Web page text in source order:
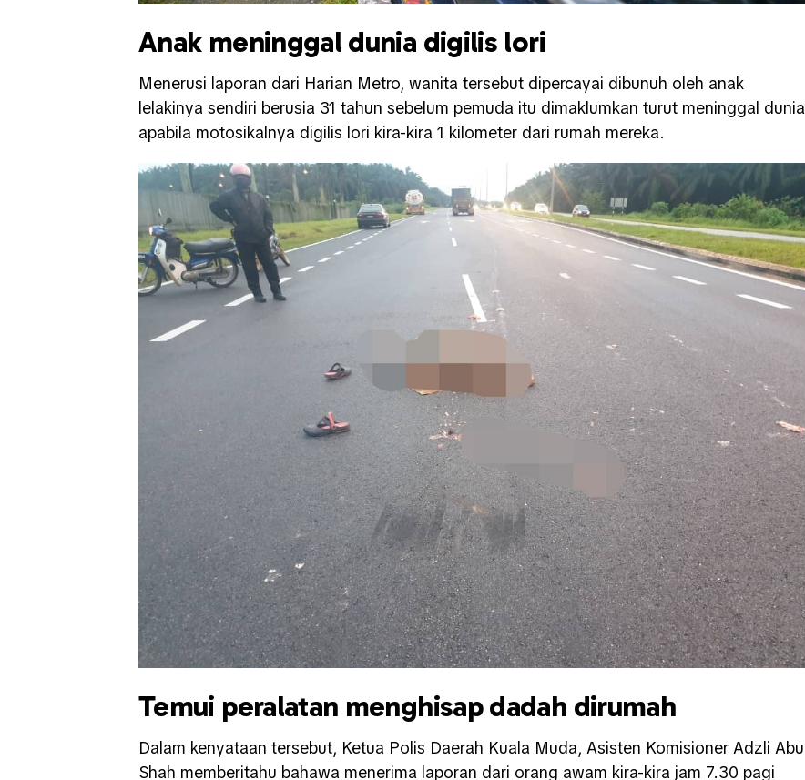
Anak meninggal dunia digilis lori
Menerusi laporan dari Harian Metro, wanita tersebut dipercayai dibunuh oleh anak
lelakinya sendiri berusia 31 tahun sebelum pemuda itu dimaklumkan turut meninggal dunia
apabila motosikalnya digilis lori kira-kira 1 kilometer dari rumah mereka.
Temui peralatan menghisap dadah dirumah
Dalam kenyataan tersebut, Ketua Polis Daerah Kuala Muda, Asisten Komisioner Adzli Abu
Shah memberitahu bahawa menerima laporan dari orang awam kira-kira jam 7.30 pagi